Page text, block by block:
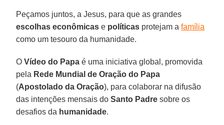
Peçamos juntos, a Jesus, para que as grandes
escolhas econômicas e políticas protejam afamília
como um tesouro da humanidade.
OVídeo do Papa é uma iniciativa global, promovida
pela Rede Mundial de Oração do Papa
(Apostolado da Oração), para colaborar na difusão
das intenções mensais doSanto Padre sobre os
desafios da humanidade.